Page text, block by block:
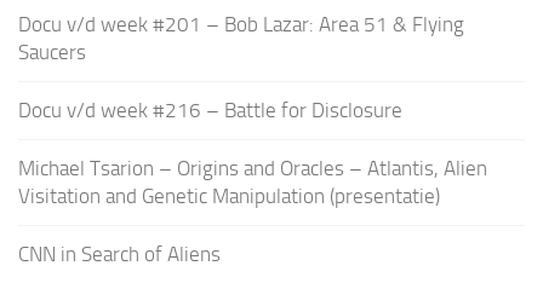
Docu v/d week #201 – Bob Lazar: Area 51 & Flying
Saucers
Docu v/d week #216 – Battle for Disclosure
Michael Tsarion – Origins and Oracles – Atlantis, Alien
Visitation and Genetic Manipulation (presentatie)
CNN in Search of Aliens